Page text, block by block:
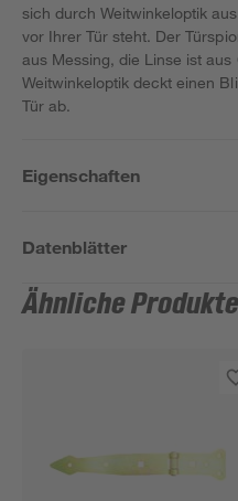
sich durch Weitwinkeloptik
vor Ihrer Tür steht. Der
aus Messing, die Linse ist aus
Weitwinkeloptik deckt einen
Tür ab.
Eigenschaften
Datenblätter
Ähnliche Produkte